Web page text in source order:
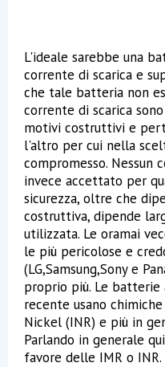
L'ideale sarebbe una
corrente di scarica e
che tale batteria non
corrente di scarica
motivi costruttivi e
l'altro per cui nella
compromesso. Nessun
invece accettato per
sicurezza, oltre che
costruttiva, dipende
utilizzata. Le oramai
le più pericolose e
(LG,Samsung,Sony e
proprio più. Le batterie
recente usano
Nickel (INR) e più in
Parlando in generale
favore delle IMR o INR.